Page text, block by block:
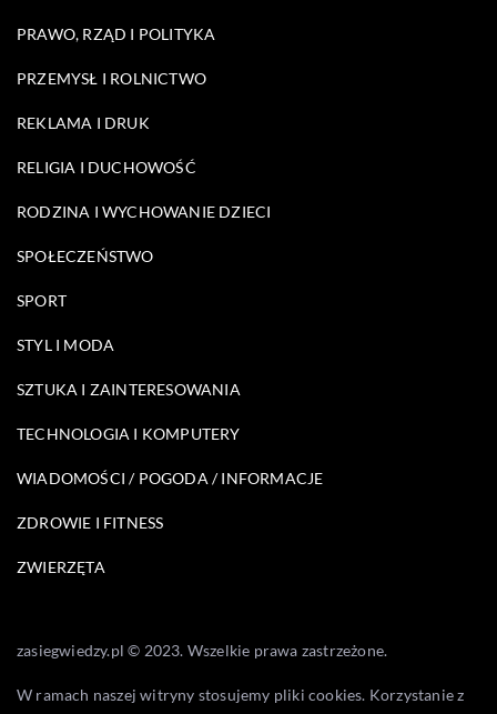
PRAWO, RZĄD I POLITYKA
PRZEMYSŁ I ROLNICTWO
REKLAMA I DRUK
RELIGIA I DUCHOWOŚĆ
RODZINA I WYCHOWANIE DZIECI
SPOŁECZEŃSTWO
SPORT
STYL I MODA
SZTUKA I ZAINTERESOWANIA
TECHNOLOGIA I KOMPUTERY
WIADOMOŚCI / POGODA / INFORMACJE
ZDROWIE I FITNESS
ZWIERZĘTA
zasiegwiedzy.pl © 2023. Wszelkie prawa zastrzeżone.
W ramach naszej witryny stosujemy pliki cookies. Korzystanie z